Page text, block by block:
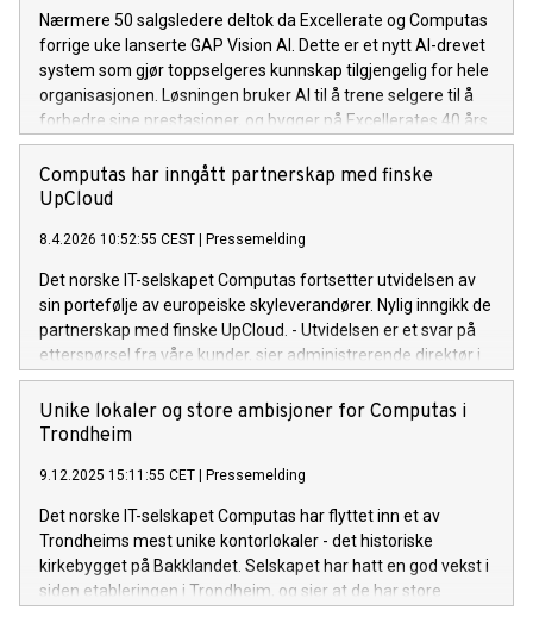
Nærmere 50 salgsledere deltok da Excellerate og Computas
forrige uke lanserte GAP Vision AI. Dette er et nytt AI-drevet
system som gjør toppselgeres kunnskap tilgjengelig for hele
organisasjonen. Løsningen bruker AI til å trene selgere til å
forbedre sine prestasjoner, og bygger på Excellerates 40 års
salgsmetodikk fra 5 000 bedrifter og over 500 000 trente
selgere. Computas er Excellerates teknologipartner og har
bidratt med solid AI-kompetanse i utviklingen av løsningen.
Computas har inngått partnerskap med finske
UpCloud
8.4.2026 10:52:55 CEST Pressemelding
Det norske IT-selskapet Computas fortsetter utvidelsen av
sin portefølje av europeiske skyleverandører. Nylig inngikk de
partnerskap med finske UpCloud. - Utvidelsen er et svar på
etterspørsel fra våre kunder, sier administrerende direktør i
Computas, Trond Eilertsen.
Unike lokaler og store ambisjoner for Computas i
Trondheim
9.12.2025 15:11:55 CET Pressemelding
Det norske IT-selskapet Computas har flyttet inn et av
Trondheims mest unike kontorlokaler - det historiske
kirkebygget på Bakklandet. Selskapet har hatt en god vekst i
siden etableringen i Trondheim, og sier at de har store